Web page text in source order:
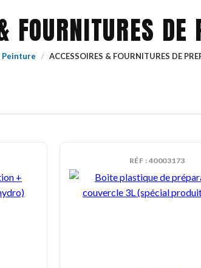
FOURNITURES
Peinture / ACCESSOIRES & FOURNITURES DE
RÉF : 40003173